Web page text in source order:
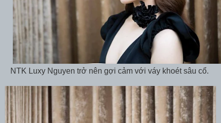
NTK Luxy Nguyen trở nên gợi cảm với váy khoét sâu cổ.